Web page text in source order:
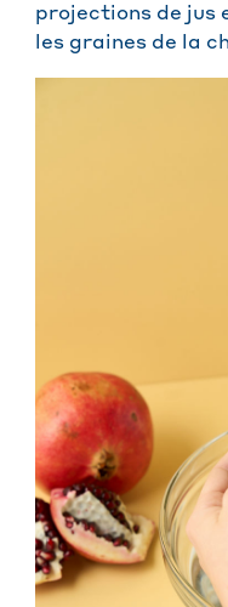
projections de jus
les graines de la